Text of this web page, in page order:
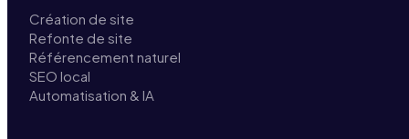
Création de site
Refonte de site
Référencement naturel
SEO local
Automatisation & IA